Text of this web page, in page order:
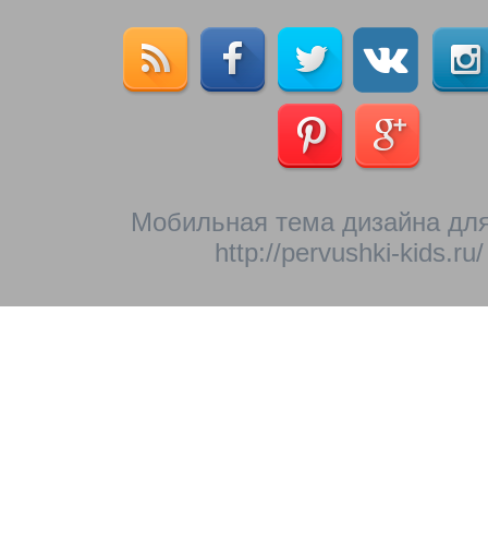
Мобильная тема дизайна
http://pervushki-kids.ru/